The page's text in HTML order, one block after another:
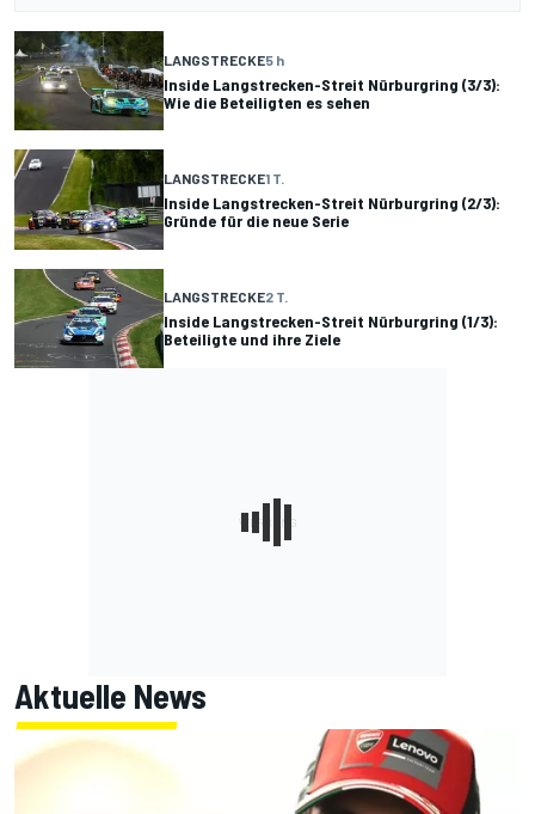
LANGSTRECKE5 h
Inside Langstrecken-Streit Nürburgring (3/3):
Wie die Beteiligten es sehen
LANGSTRECKE1 T.
Inside Langstrecken-Streit Nürburgring (2/3):
Gründe für die neue Serie
LANGSTRECKE2 T.
Inside Langstrecken-Streit Nürburgring (1/3):
Beteiligte und ihre Ziele
Aktuelle News